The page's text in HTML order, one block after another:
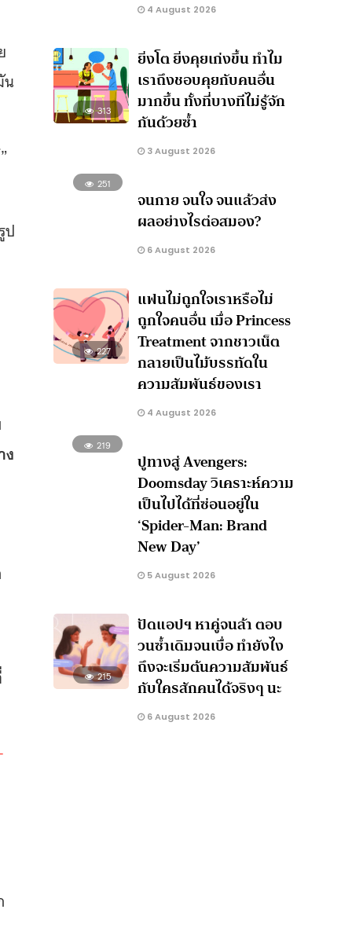
น
ป
ง
4 August 2026
313
ยิ่งโต ยิ่งคุยเก่งขึ้น ทำไม
เราถึงชอบคุยกับคนอื่น
มากขึ้น ทั้งที่บางทีไม่รู้จัก
กันด้วยซ้ำ
3 August 2026
251
จนกาย จนใจ จนแล้วส่ง
ผลอย่างไรต่อสมอง?
6 August 2026
227
แฟนไม่ถูกใจเราหรือไม่
ถูกใจคนอื่น เมื่อ Princess
Treatment จากชาวเน็ต
กลายเป็นไม้บรรทัดใน
ความสัมพันธ์ของเรา
4 August 2026
219
ปูทางสู่ Avengers:
Doomsday วิเคราะห์ความ
เป็นไปได้ที่ซ่อนอยู่ใน
‘Spider-Man: Brand
New Day’
5 August 2026
215
ปัดแอปฯ หาคู่จนล้า ตอบ
วนซ้ำเดิมจนเบื่อ ทำยังไง
ถึงจะเริ่มต้นความสัมพันธ์
กับใครสักคนได้จริงๆ นะ
6 August 2026